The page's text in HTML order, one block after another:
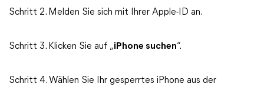
Schritt 2. Melden Sie sich mit Ihrer Apple-ID an.
Schritt 3. Klicken Sie auf „iPhone suchen“.
Schritt 4. Wählen Sie Ihr gesperrtes iPhone aus der